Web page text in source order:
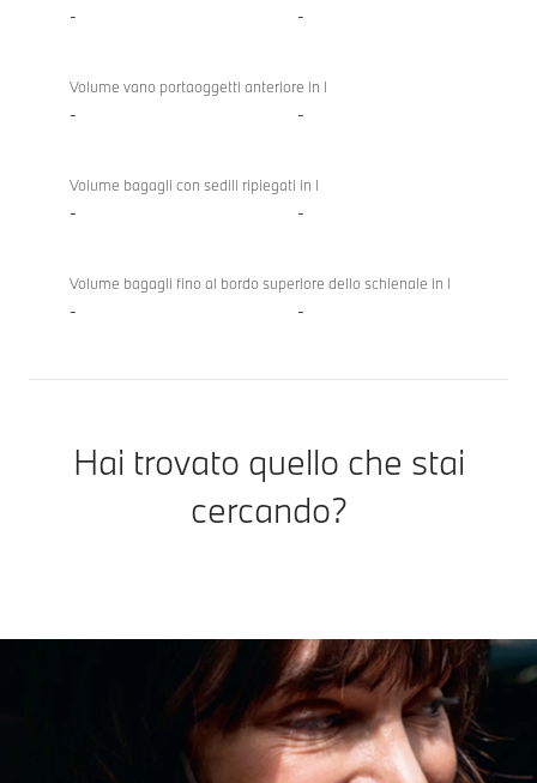
- -
Volume vano portaoggetti anteriore in l
- -
Volume bagagli con sedili ripiegati in l
- -
Volume bagagli fino al bordo superiore dello schienale in l
- -
Hai trovato quello che stai
cercando?